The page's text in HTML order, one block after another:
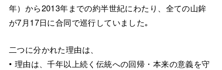
年）から2013年までの約半世紀にわたり、全ての山鉾
が7月17日に合同で巡行していました｡
二つに分かれた理由は、
• 理由は、千年以上続く伝統への回帰・本来の意義を守